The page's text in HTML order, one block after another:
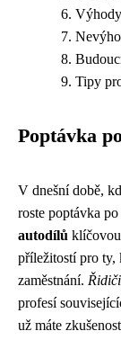
Tipy
Poptávka
V dnešní době,
roste poptávka
autodílů
příležitostí pro ty,
zaměstnání.
profesí
už máte